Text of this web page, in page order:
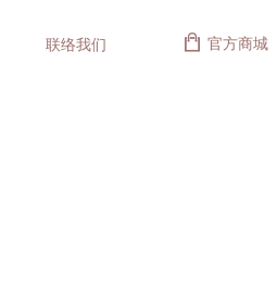
联络我们 官方商城